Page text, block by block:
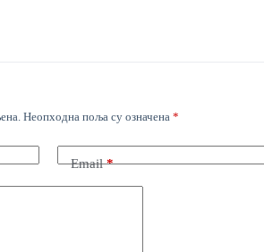
Неопходна поља су означена *
Email*